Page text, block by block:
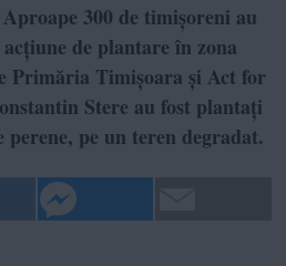
Aproape 300 de timișoreni au
de plantare în zona
Primăria Timișoara și Act for
Stere au fost plantați
pe un teren degradat.